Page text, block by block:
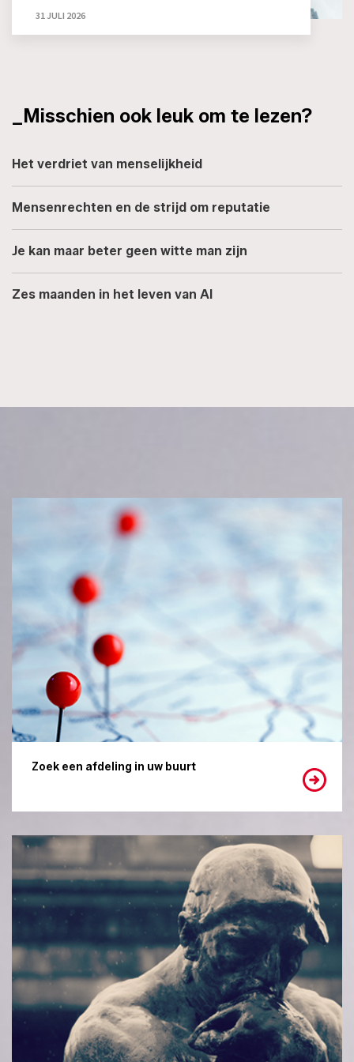
31 JULI 2026
_Misschien ook leuk om te lezen?
Het verdriet van menselijkheid
Mensenrechten en de strijd om reputatie
Je kan maar beter geen witte man zijn
Zes maanden in het leven van AI
Zoek een afdeling in uw buurt